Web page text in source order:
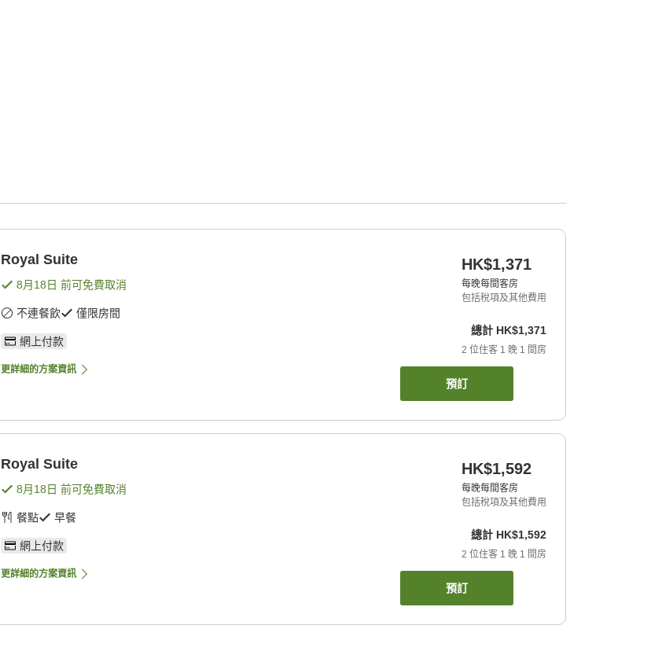
Royal Suite
8月18日 前可免費取消
不連餐飲 僅限房間
網上付款
更詳細的方案資訊
HK$1,371
每晚每間客房
包括稅項及其他費用
總計 HK$1,371
2 位住客 1 晚 1 間房
預訂
Royal Suite
8月18日 前可免費取消
餐點 早餐
網上付款
更詳細的方案資訊
HK$1,592
每晚每間客房
包括稅項及其他費用
總計 HK$1,592
2 位住客 1 晚 1 間房
預訂